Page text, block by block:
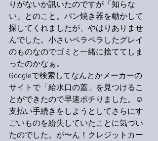
りがないか訊いたのですが「知らな
い」とのこと。パン焼き器を動かして
探してくれましたが、やはりありませ
んでした。小さいペラペラしたグレイ
のものなのでゴミと一緒に捨ててしま
ったのかなぁ。
Googleで検索してなんとかメーカーの
サイトで「給水口の蓋」を見つけるこ
とができたので早速ポチりました。☺️
支払い手続きをしようとしてさらにす
ごいものを紛失していたことに気づい
たのでした。が〜ん！クレジットカー